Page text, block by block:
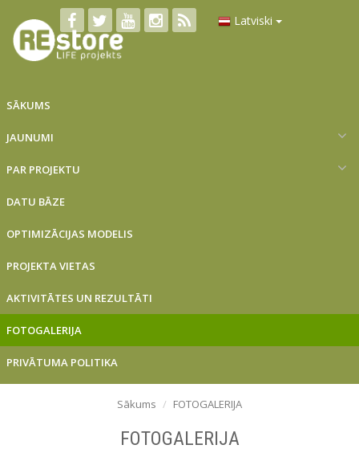
Latviski
SĀKUMS
JAUNUMI
PAR PROJEKTU
DATU BĀZE
OPTIMIZĀCIJAS MODELIS
PROJEKTA VIETAS
AKTIVITĀTES UN REZULTĀTI
FOTOGALERIJA
PRIVĀTUMA POLITIKA
Sākums FOTOGALERIJA
FOTOGALERIJA